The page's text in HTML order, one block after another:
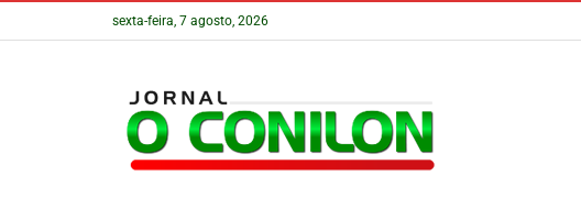
sexta-feira, 7 agosto, 2026